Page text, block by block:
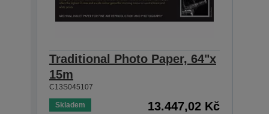
Traditional Photo Paper, 64"x
15m
C13S045107
Skladem 13.447,02 Kč